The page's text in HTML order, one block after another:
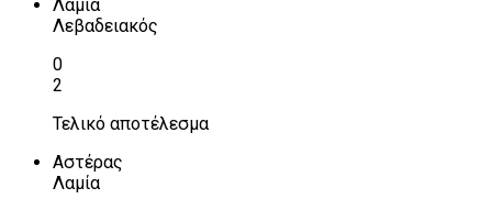
Λαμία
Λεβαδειακός
0
2
Τελικό αποτέλεσμα
Αστέρας
Λαμία